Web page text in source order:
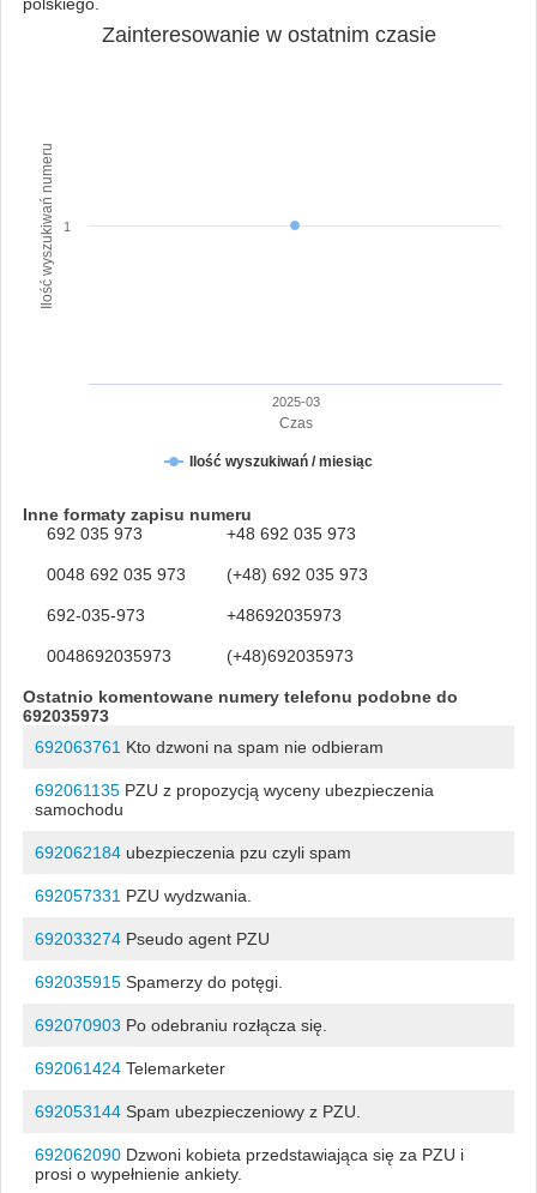
Czas
Ilość wyszukiwań numeru
Zainteresowanie w ostatnim czasie
Ilość wyszukiwań / miesiąc
2025-03
1
Inne formaty zapisu numeru
692 035 973
+48 692 035 973
0048 692 035 973 (+48) 692 035 973
692-035-973 +48692035973
0048692035973 (+48)692035973
Ostatnio komentowane numery telefonu podobne do
692035973
692063761 Kto dzwoni na spam nie odbieram
692061135PZU z propozycją wyceny ubezpieczenia
samochodu
692062184ubezpieczenia pzu czyli spam
692057331 PZU wydzwania.
692033274Pseudo agent PZU
692035915Spamerzy do potęgi.
692070903 Po odebraniu rozłącza się.
692061424Telemarketer
692053144Spam ubezpieczeniowy z PZU.
692062090Dzwoni kobieta przedstawiająca się za PZU i
prosi o wypełnienie ankiety.